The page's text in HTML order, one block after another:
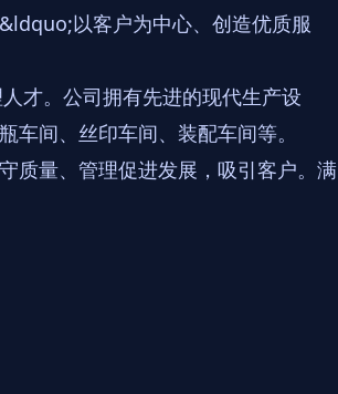
以客户为中心、创造优质服
才。公司拥有先进的现代生产设
间、丝印车间、装配车间等。
质量、管理促进发展，吸引客户。满